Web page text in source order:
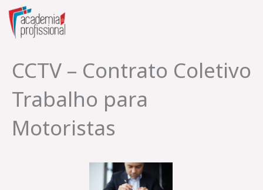
Skip
content
CCTV – Contrato Coletivo
Trabalho para
Motoristas